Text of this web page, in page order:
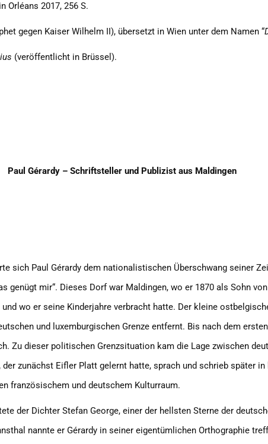
Orléans 2017, 256 S.
gegen Kaiser Wilhelm II), übersetzt in Wien unter dem Namen “
(veröffentlicht in Brüssel).
Paul Gérardy – Schriftsteller und Publizist aus Maldingen
sich Paul Gérardy dem nationalistischen Überschwang seiner
genügt mir“. Dieses Dorf war Maldingen, wo er 1870 als Sohn
wo er seine Kinderjahre verbracht hatte. Der kleine
und luxemburgischen Grenze entfernt. Bis nach dem
Zu dieser politischen Grenzsituation kam die Lage zwischen
zunächst Eifler Platt gelernt hatte, sprach und schrieb später
französischem und deutschem Kulturraum.
der Dichter Stefan George, einer der hellsten Sterne der
nannte er Gérardy in seiner eigentümlichen Orthographie